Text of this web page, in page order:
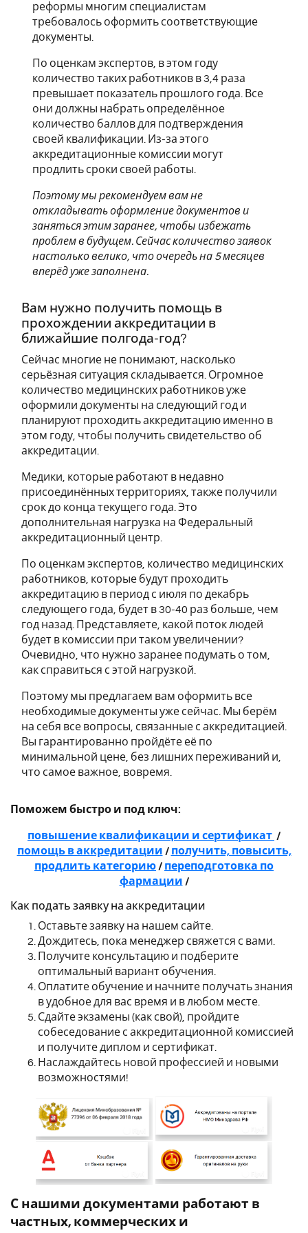
реформы многим специалистам
требовалось оформить соответствующие
документы.
По оценкам экспертов, в этом году
количество таких работников в 3,4 раза
превышает показатель прошлого года. Все
они должны набрать определённое
количество баллов для подтверждения
своей квалификации. Из-за этого
аккредитационные комиссии могут
продлить сроки своей работы.
Поэтому мы рекомендуем вам не
откладывать оформление документов и
заняться этим заранее, чтобы избежать
проблем в будущем. Сейчас количество заявок
настолько велико, что очередь на 5 месяцев
вперёд уже заполнена.
Вам нужно получить помощь в
прохождении аккредитации в
ближайшие полгода-год?
Сейчас многие не понимают, насколько
серьёзная ситуация складывается. Огромное
количество медицинских работников уже
оформили документы на следующий год и
планируют проходить аккредитацию именно в
этом году, чтобы получить свидетельство об
аккредитации.
Медики, которые работают в недавно
присоединённых территориях, также получили
срок до конца текущего года. Это
дополнительная нагрузка на Федеральный
аккредитационный центр.
По оценкам экспертов, количество медицинских
работников, которые будут проходить
аккредитацию в период с июля по декабрь
следующего года, будет в 30-40 раз больше, чем
год назад. Представляете, какой поток людей
будет в комиссии при таком увеличении?
Очевидно, что нужно заранее подумать о том,
как справиться с этой нагрузкой.
Поэтому мы предлагаем вам оформить все
необходимые документы уже сейчас. Мы берём
на себя все вопросы, связанные с аккредитацией.
Вы гарантированно пройдёте её по
минимальной цене, без лишних переживаний и,
что самое важное, вовремя.
Поможем быстро и под ключ:
повышение квалификации и сертификат /
помощь в аккредитации / получить, повысить,
продлить категорию / переподготовка по
фармации /
Как подать заявку на аккредитации
Оставьте заявку на нашем сайте.
Дождитесь, пока менеджер свяжется с вами.
Получите консультацию и подберите
оптимальный вариант обучения.
Оплатите обучение и начните получать знания
в удобное для вас время и в любом месте.
Сдайте экзамены (как свой), пройдите
собеседование с аккредитационной комиссией
и получите диплом и сертификат.
Наслаждайтесь новой профессией и новыми
возможностями!
С нашими документами работают в
частных, коммерческих и